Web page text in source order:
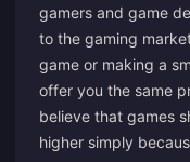
gamers and game
to the gaming
game or making a
offer you the same
believe that games
higher simply